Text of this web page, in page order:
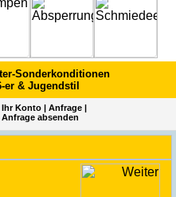
Sonderkonditionen
er & Jugendstil
Ihr Konto |Anfrage |
Anfrage absenden